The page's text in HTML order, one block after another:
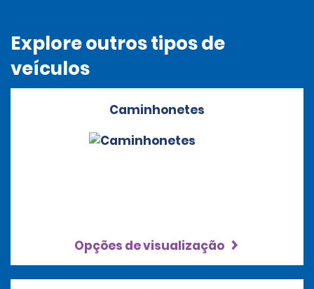
Explore outros tipos de
veículos
Caminhonetes
Opções de visualização